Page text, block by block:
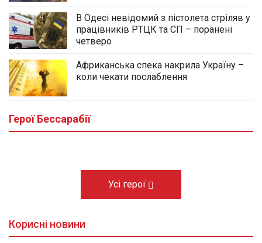
В Одесі невідомий з пістолета стріляв у
працівників РТЦК та СП – поранені
четверо
Африканська спека накрила Україну –
коли чекати послаблення
Герої Бессарабії
У центральному сквері Болграда
облаштовують Алею Слави полеглих
Героїв громади
03.08.2026
Усі герої
Корисні новини